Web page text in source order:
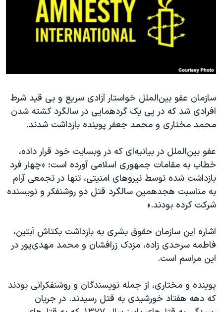
فرهنگ و زندگی
حقوق شهروندی
گالری عکس
آرشیو پخش زنده
انتخابات ریاست جمهوری آمریکا ۲۰۲۴
حمله جمهوری اسلامی به اسرائیل
اعتراضات زن، زندگی، آزادی
مجموعه مستندهای دادخواهی
دادگاه حمید نوری
چهل سال گروگان‌گیری
قانون شفافیت دارائی کادر رهبری ایران
اعتراضات مردمی آبان ۹۸
نرگس محمدی برنده جایزه نوبل صلح
همایش محافظه‌کاران آمریکا «سی‌پک»
سفر پرزیدنت ترامپ به چین
زبانهای مختلف
سازمان عفو بین‌الملل خواستار آزادی سریع و بی قید شرط
افرادی شد که در پی یک گردهمایی در سالگرد کشته شدن
محمد مختاری و محمد جعفر پوینده بازداشت شدند.
عفو بین‌الملل در بیانیه‌ای که در وبسایت خود قرار داده،
خطاب به مقامات جمهوری اسلامی آورده است: «چهار فرد
بازداشت شده توسط نیروهای امنیتی، تنها در تجمعی آرام
به مناسبت هجدهمین سالگرد قتل دو روشنفکر و نویسنده
شرکت کرده بودند.»
اشاره این سازمان حقوق بشری به بازداشت بکتاش آبتین،
فاطمه سرحدی زاده، مزدک زرافشان و محمد مهدی‌پور در
این مراسم است.
پوینده و مختاری، از جمله نویسندگان و روشنفکرانی بودند
که دهه هفتاد خورشیدی به قتل رسیدند. در جریان